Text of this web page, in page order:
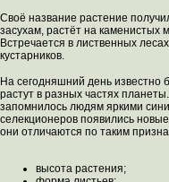
Своё название растение
засухам, растёт на каменистых
Встречается в лиственных
кустарников.
На сегодняшний день известно
растут в разных частях
запомнилось людям яркими
селекционеров появились
они отличаются по таким
высота растения;